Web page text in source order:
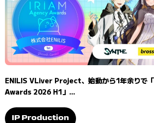
ENILIS VLiver Project、始動から1年余りで
Awards 2026 H1」...
IP Production